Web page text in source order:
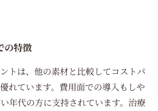
の特徴
トは、他の素材と比較してコストパ
れています。費用面での導入もしや
年代の方に支持されています。治療